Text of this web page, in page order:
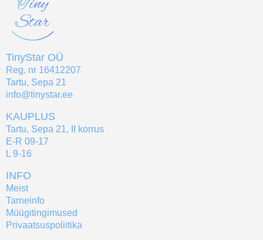
TinyStar OÜ
Reg. nr 16412207
Tartu, Sepa 21
info@tinystar.ee
KAUPLUS
Tartu, Sepa 21, II korrus
E-R 09-17
L 9-16
INFO
Meist
Tarneinfo
Müügitingimused
Privaatsuspoliitika